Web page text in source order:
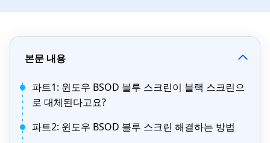
본문 내용
파트1: 윈도우 BSOD 블루 스크린이 블랙 스크린으
로 대체된다고요?
파트2: 윈도우 BSOD 블루 스크린 해결하는 방법